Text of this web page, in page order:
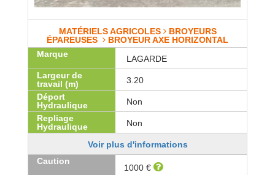
MATÉRIELS AGRICOLES BROYEURS
ÉPAREUSES
BROYEUR AXE HORIZONTAL
Marque
LAGARDE
Largeur de
travail (m)
3.20
Déport
Hydraulique
Non
Repliage
Hydraulique
Non
Voir plus d'informations
Caution
1000 €